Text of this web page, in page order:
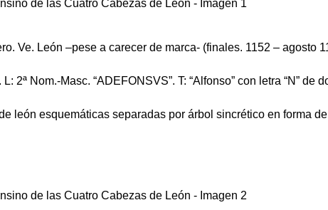
Ve. León –pese a carecer de marca- (finales. 1152 –
2ª Nom.-Masc. “ADEFONSVS”. T: “Alfonso” con letra “N” de
león esquemáticas separadas por árbol sincrético en forma